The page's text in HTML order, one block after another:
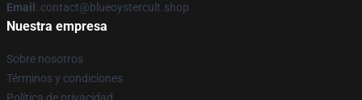
Email : contact@blueoystercult.shop
Nuestra empresa
Sobre nosotros
Términos y condiciones